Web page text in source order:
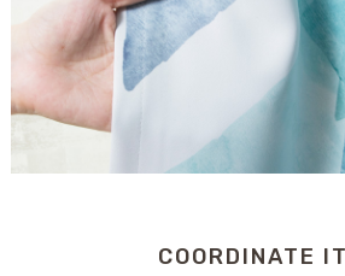
COORDINATE